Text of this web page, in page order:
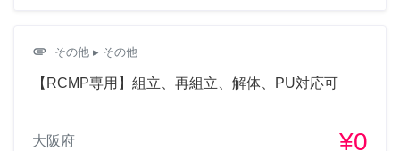
attachment その他 ▸ その他
【RCMP専用】組立、再組立、解体、PU対応可
大阪府 ¥0